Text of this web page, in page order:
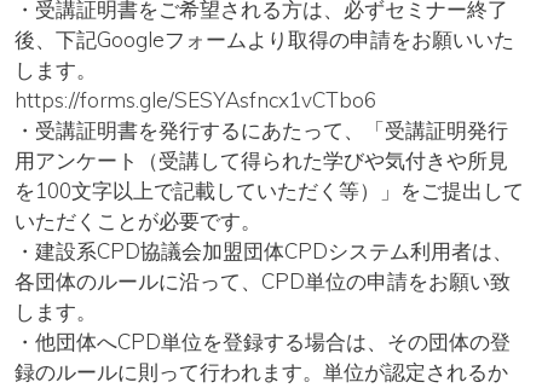
・受講証明書をご希望される方は、必ずセミナー終了
後、下記Googleフォームより取得の申請をお願いいた
します。
https://forms.gle/SESYAsfncx1vCTbo6
・受講証明書を発行するにあたって、「受講証明発行
用アンケート（受講して得られた学びや気付きや所見
を100文字以上で記載していただく等）」をご提出して
いただくことが必要です。
・建設系CPD協議会加盟団体CPDシステム利⽤者は、
各団体のルールに沿って、CPD単位の申請をお願い致
します。
・他団体へCPD単位を登録する場合は、その団体の登
録のルールに則って行われます。単位が認定されるか